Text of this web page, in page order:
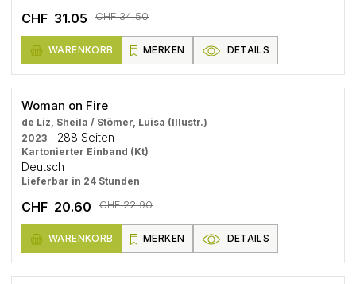
CHF 31.05 CHF 34.50
WARENKORB MERKEN DETAILS
Woman on Fire
de Liz, Sheila / Stömer, Luisa (Illustr.)
2023 - 288 Seiten
Kartonierter Einband (Kt)
Deutsch
Lieferbar in 24 Stunden
CHF 20.60 CHF 22.90
WARENKORB MERKEN DETAILS